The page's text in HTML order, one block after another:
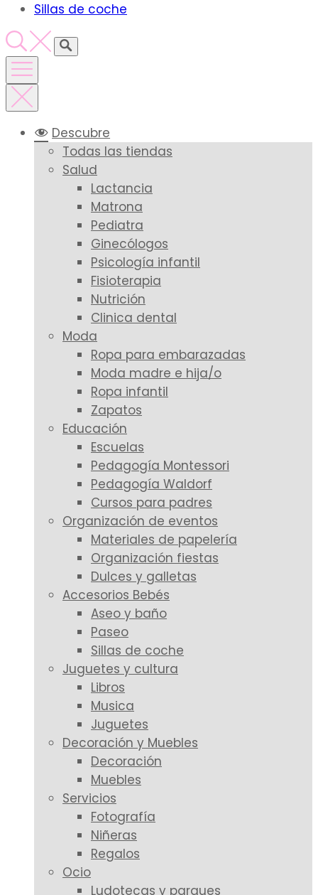
Sillas de coche
Descubre
Todas las tiendas
Salud
Lactancia
Matrona
Pediatra
Ginecólogos
Psicología infantil
Fisioterapia
Nutrición
Clinica dental
Moda
Ropa para embarazadas
Moda madre e hija/o
Ropa infantil
Zapatos
Educación
Escuelas
Pedagogía Montessori
Pedagogía Waldorf
Cursos para padres
Organización de eventos
Materiales de papelería
Organización fiestas
Dulces y galletas
Accesorios Bebés
Aseo y baño
Paseo
Sillas de coche
Juguetes y cultura
Libros
Musica
Juguetes
Decoración y Muebles
Decoración
Muebles
Servicios
Fotografía
Niñeras
Regalos
Ocio
Ludotecas y parques